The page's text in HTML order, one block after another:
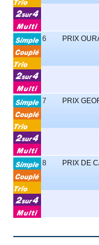
6 PRIX
7 PRIX
8 PRIX DE